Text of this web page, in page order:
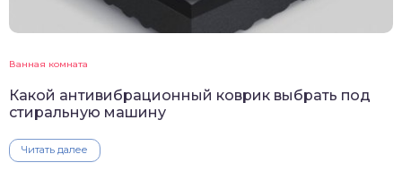
Ванная комната
Какой антивибрационный коврик выбрать под
стиральную машину
Читать далее